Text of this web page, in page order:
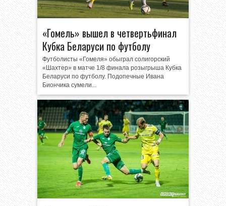
«Гомель» вышел в четвертьфинал
Кубка Беларуси по футболу
Футболисты «Гомеля» обыграл солигорский
«Шахтер» в матче 1/8 финала розыгрыша Кубка
Беларуси по футболу. Подопечные Ивана
Биончика сумели...